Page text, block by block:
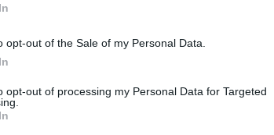
opt-out of the Sale of my Personal Data.
opt-out of processing my Personal Data for Targeted